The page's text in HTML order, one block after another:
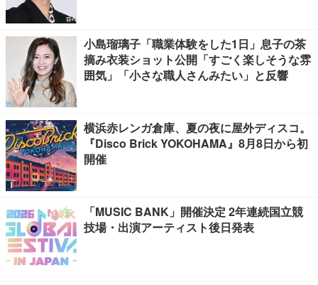
小島瑠璃子「職業体験をした1日」息子の茶
摘み衣装ショット公開「すごく楽しそうな雰
囲気」「小さな職人さんみたい」と反響
横浜赤レンガ倉庫、夏の夜に屋外ディスコ。
『Disco Brick YOKOHAMA』8月8日から初
開催
「MUSIC BANK」開催決定 2年連続国立競
技場・出演アーティスト後日発表